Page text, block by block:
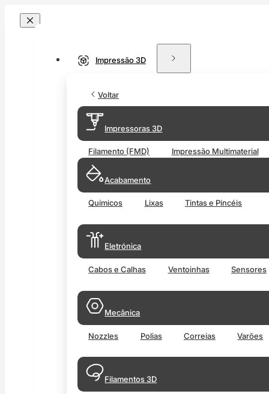
Impressão 3D
Voltar
Impressoras 3D
Filamento (FMD) Impressão Multimaterial
Acabamento
Químicos Lixas Tintas e Pincéis
Eletrónica
Cabos e Calhas Ventoinhas Sensores
Mecânica
Nozzles Polias Correias Varões
Filamentos 3D